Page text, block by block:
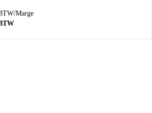
Marge